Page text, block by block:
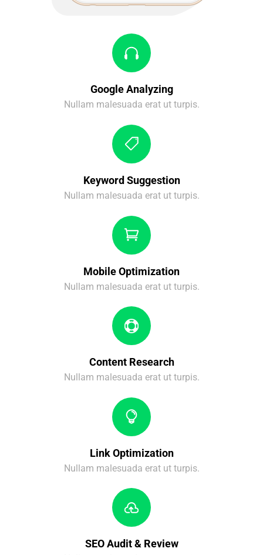
Google Analyzing
Nullam malesuada erat ut turpis.
Keyword Suggestion
Nullam malesuada erat ut turpis.
Mobile Optimization
Nullam malesuada erat ut turpis.
Content Research
Nullam malesuada erat ut turpis.
Link Optimization
Nullam malesuada erat ut turpis.
SEO Audit & Review